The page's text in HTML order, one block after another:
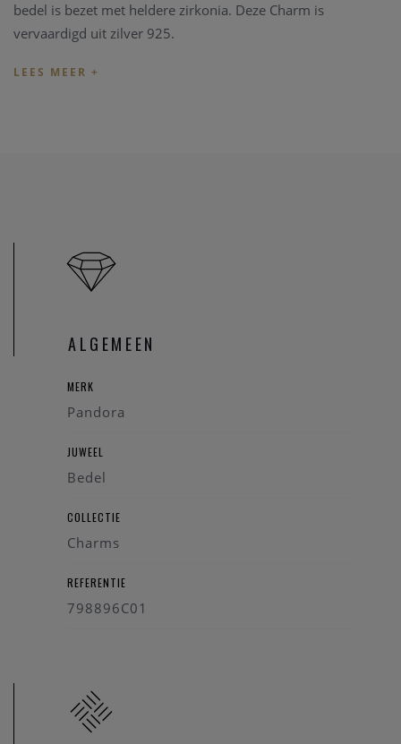
bedel is bezet met heldere zirkonia. Deze Charm is
vervaardigd uit zilver 925.
Pandora juwelen worden snel en veilig geleverd in een
ook al uw juweel herstelling welkom in onze zaak, alsook
kunnen we juwelen uittekenen naar uw wens en smaak.
ALGEMEEN
MERK
Pandora
JUWEEL
Bedel
COLLECTIE
Charms
REFERENTIE
798896C01